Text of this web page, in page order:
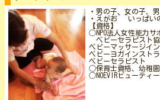
・男の子、女の子、
・えがお^ ^いっぱい
【資格】
◯NPO法人女性能力
ベビーセラピスト
ベビーマッサージイ
ベビーヨガインスト
ベビーセラピスト
◯保育士資格、幼稚
◯NOEVIRビューティ